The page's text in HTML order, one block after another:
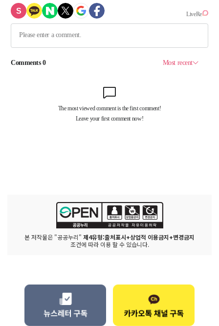
본 저작물은 "공공누리" 제4유형:출처표시+상업적 이용금지+변경금지
조건에 따라 이용 할 수 있습니다.